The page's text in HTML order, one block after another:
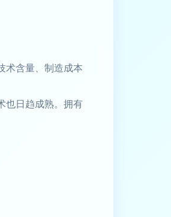
术含量、制造成本
也日趋成熟。拥有